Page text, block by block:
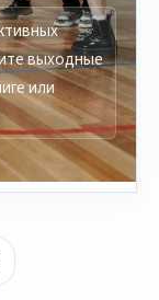
выходные
или